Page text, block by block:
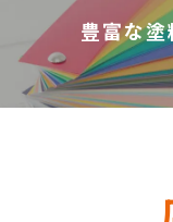
豊富な